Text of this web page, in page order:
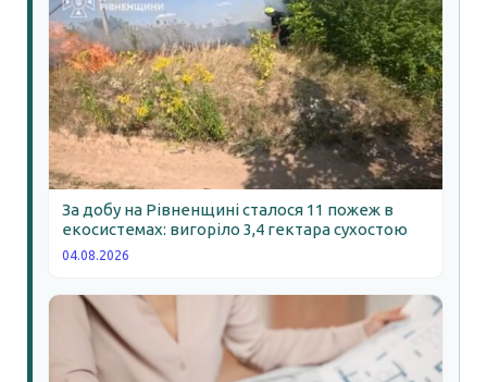
За добу на Рівненщині сталося 11 пожеж в
екосистемах: вигоріло 3,4 гектара сухостою
04.08.2026